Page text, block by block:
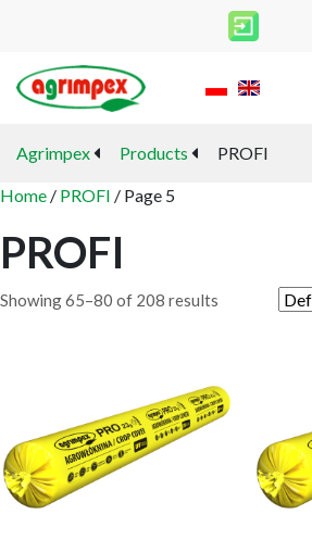
Agrimpex Products PROFI
Home / PROFI / Page 5
PROFI
Showing 65–80 of 208 results